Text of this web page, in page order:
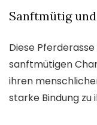
Sanftmütig
Diese
sanftmütigen
ihren
starke Bindung zu